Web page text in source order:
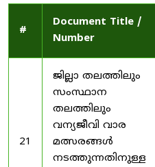
#
Document Title /
Number
21
ജില്ലാ തലത്തിലും
സംസ്ഥാന
തലത്തിലും
വന്യജീവി വാര
മത്സരങ്ങൾ
നടത്തുന്നതിനുള്ള